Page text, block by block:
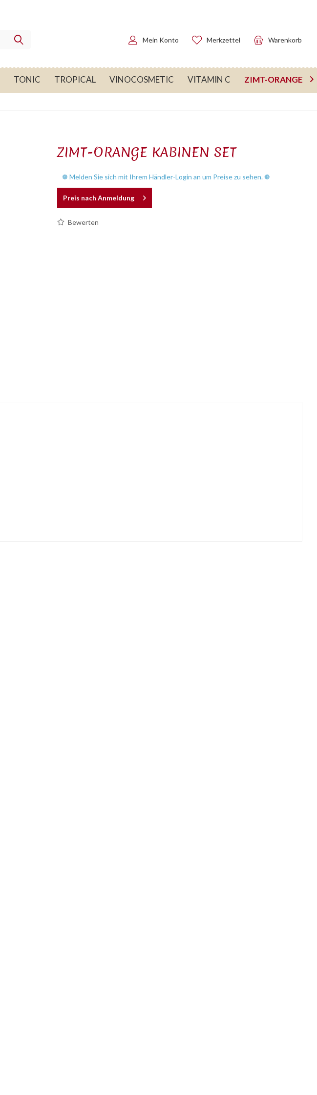
Warenkorb
Merkzettel
Mein Konto
TONIC TROPICAL VINOCOSMETIC VITAMIN C ZIMT-ORANGE 
ZIMT-ORANGE KABINEN SET
❁ Melden Sie sich mit Ihrem Händler-Login an um Preise zu sehen. ❁
Preis nach Anmeldung
Bewerten